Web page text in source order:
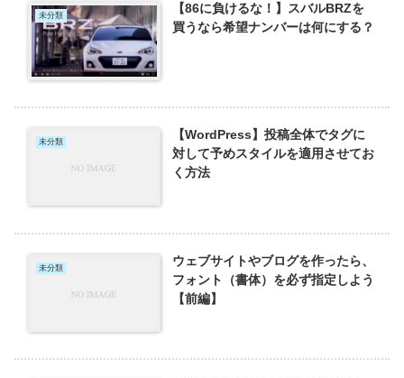
未分類
【86に負けるな！】スバルBRZを
買うなら希望ナンバーは何にする？
未分類
【WordPress】投稿全体でタグに
対して予めスタイルを適用させてお
く方法
未分類
ウェブサイトやブログを作ったら、
フォント（書体）を必ず指定しよう
【前編】